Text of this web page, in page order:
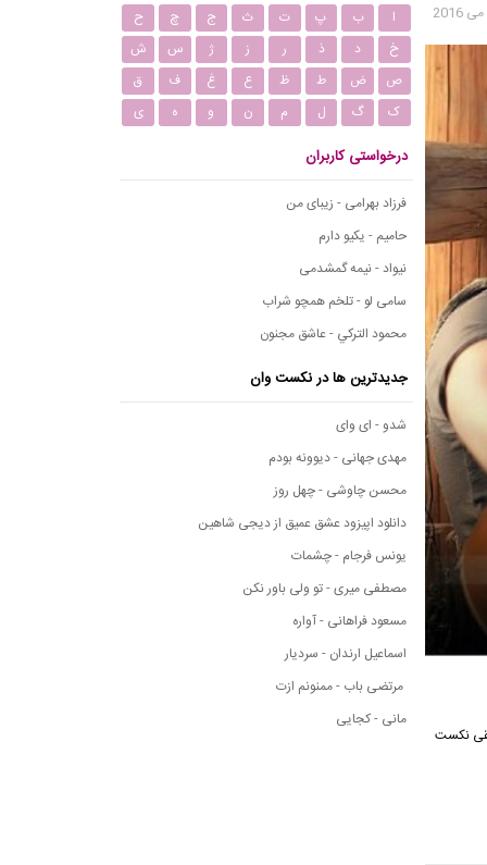
نکست
ا ب پ ت ث ج چ
ح
خ
د ذ ر ز ژ س
ش
ص
ض ط ظ ع غ ف
ق
ک
گ ل م ن و ه ی
درخواستی کاربران
فرزاد بهرامی - زیبای من
حامیم - یکیو دارم
نیواد - نیمه گمشدمی
سامی لو - تلخم همچو شراب
محمود التركي - عاشق مجنون
جدیدترین ها در نکست وان
شدو - ای وای
مهدی جهانی - دیوونه بودم
محسن چاوشی - چهل روز
دانلود اپیزود عشق عمیق از دیجی شاهین
یونس فرجام - چشمات
مصطفی میری - تو ولی باور نکن
مسعود فراهانی - آواره
اسماعیل ارندان - سردیار
مرتضی باب - ممنونم ازت
مانی - کجایی